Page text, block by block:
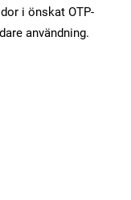
i önskat OTP-
användning.